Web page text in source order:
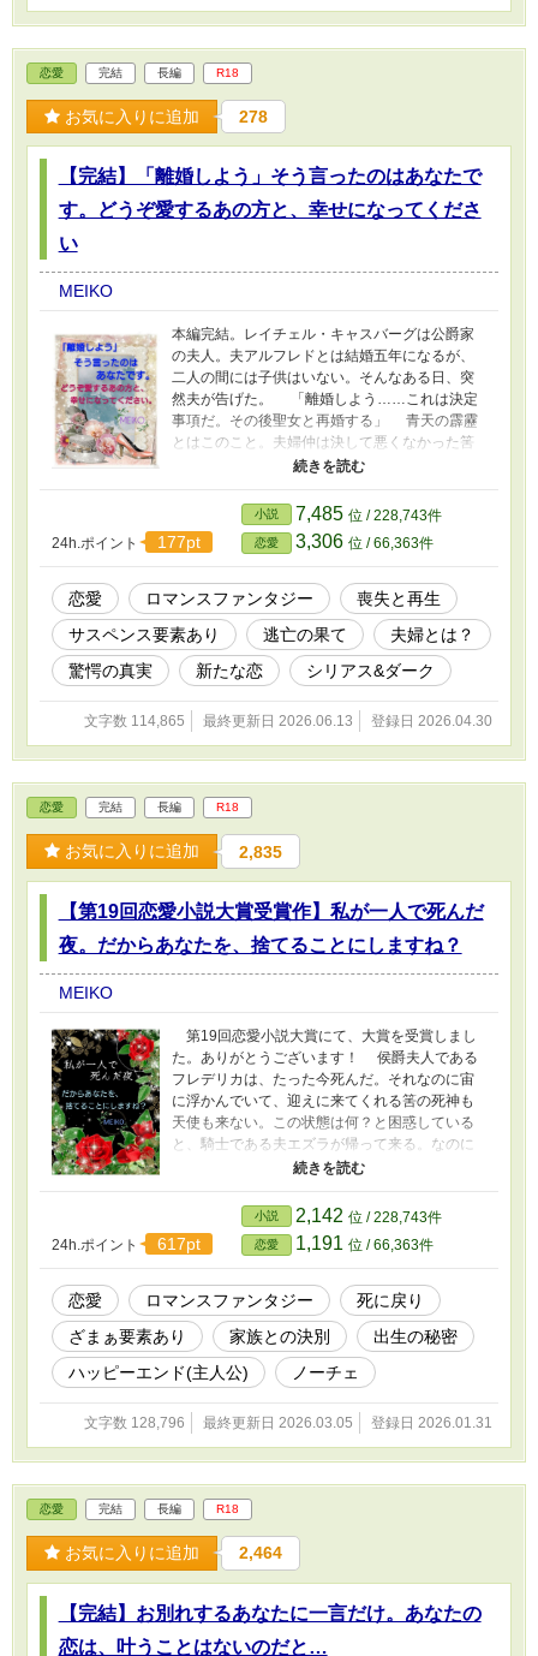
月初旬入院中ですので、途中公開が止まること
があるかも知れません。それに伴って感想をい
ただいても返信が遅くなることもあります。で
すが最後まで書き上げたいと思っていますの
で、お付き合いいただけると嬉しいです。
恋愛 完結 長編 R18
お気に入りに追加 278
【完結】「離婚しよう」そう言ったのはあなたで
す。どうぞ愛するあの方と、幸せになってくださ
い
MEIKO
本編完結。レイチェル・キャスバーグは公爵家
の夫人。夫アルフレドとは結婚五年になるが、
二人の間には子供はいない。そんなある日、突
然夫が告げた。 「離婚しよう……これは決定
事項だ。その後聖女と再婚する」 青天の霹靂
とはこのこと。夫婦仲は決して悪くなかった筈
だった。現に昨夜だって愛してくれた……違っ
たの？ 濃厚な行為の跡が色濃く残る身体。そ
んな中、非情な宣告を受けるレイチェル。これ
まで夫に尽くしてきた……なのに聖女と再婚で
すって？ 神殿と密接な関係があるキャスバー
グ公爵家。自身も聖騎士であり、騎士達を束ね
る役目を負っているアルフレドは、聖女と接す
る機会も多かった。もしかして、以前から浮気
をしていた？ 「どうして私と離婚してま
で、聖女を妻に迎えなくてはならないの？私の
ことなどどうでもいいと言うの。答えてよ！」
夫はそれ以上は無言を貫き、その後会うこと
もしてくれない。遣り切れない想いの中体調を
崩したレイチェルは、朦朧とした意識の中既に
んてしてない！」 そんなレイチェルの叫びは
辺りに虚しく響くだけ。おまけに聖女との婚姻
を決めたのは国王だという。王命……確かに貴
族には逆らえないものではあるけど、国王の甥
れているところに、突然現れた聖女から侮辱を
受け、おまけに驚愕の真実を聞く。そのショッ
誤解し、経緯も聞かずに厳しく罵倒する。それ
から大事そうに聖女を抱え、冷たい視線を投げ
て去って行く。 「ハ、ハハッ。こんなところ
にはもう用はないわ」 全てが嫌になり即日キ
ャスバーグ家を去ったレイチェル。だけど疎遠
になっている実家には頼れず、手に入れた慰謝
料でどこか遠くへと姿を隠すことを決意する。
なのに聖女への暴行容疑で追われ、息詰まる逃
へと逃れたレイチェルは、更に遠くへ逃れよう
と計画していた。すると思いがけない不幸に見
舞われて…… 運命の糸は複雑に絡まり合
い、レイチェルを思いも寄らない方向へと翻弄
する。驚愕の真実へと辿り着いた時、その先に
あるものとは？
24h.ポイント 177pt
小説 7,485 位 / 228,743件
恋愛 3,306 位 / 66,363件
恋愛 ロマンスファンタジー
喪失と再生
サスペンス要素あり
逃亡の果て
夫婦とは？
驚愕の真実
新たな恋 シリアス&ダーク
文字数 114,865 最終更新日 2026.06.13 登録日 2026.04.30
恋愛 完結 長編 R18
お気に入りに追加 2,835
【第19回恋愛小説大賞受賞作】私が一人で死んだ
夜。だからあなたを、捨てることにしますね？
MEIKO
第19回恋愛小説大賞にて、大賞を受賞しまし
た。ありがとうございます！ 侯爵夫人である
フレデリカは、たった今死んだ。それなのに宙
に浮かんでいて、迎えに来てくれる筈の死神も
天使も来ない。この状態は何？と困惑している
と、騎士である夫エズラが帰って来る。なのに
死んでいる妻にも気付かずにいて、おまけに文
句を言われる始末。自分は夫にとってどこまで
も興味がない存在なんだと絶望するが、これは
きっと神様がこの世に未練を無くす為に現実を
見せてくれているのだと思い始める。それから
試しに念じてみると、次の瞬間実家の家族達の
元に飛ばされる。そこでは父と兄、そして二人
に愛される義理の妹シンシアが楽しそうに話し
ているのを見ることに。これまでずっと実の伯
爵家の娘であるフレデリカよりも、男爵家出身
の養女シンシアを可愛がってきた二人。自分は
一人寂しく死んだのに、そんなことは思いもせ
ずに楽しげな三人に胸が痛む。更に孤独に打ち
ひしがれて、これで今世に何の未練もなくあの
ないことが起こって… 全てを諦めた死に戻り
令嬢の、人生やり直しの物語。自分を愛してく
れない夫も家族も捨てて、自分の人生を取り戻
そうと奮闘するフレデリカ。その先に待ってい
せんので、感想を読む時はお気を付け下さいま
せ。
24h.ポイント 617pt
小説 2,142 位 / 228,743件
恋愛 1,191 位 / 66,363件
恋愛 ロマンスファンタジー
死に戻り
ざまぁ要素あり
家族との決別
出生の秘密
ハッピーエンド(主人公)
ノーチェ
文字数 128,796 最終更新日 2026.03.05 登録日 2026.01.31
恋愛 完結 長編 R18
お気に入りに追加 2,464
【完結】お別れするあなたに一言だけ。あなたの
恋は、叶うことはないのだと…